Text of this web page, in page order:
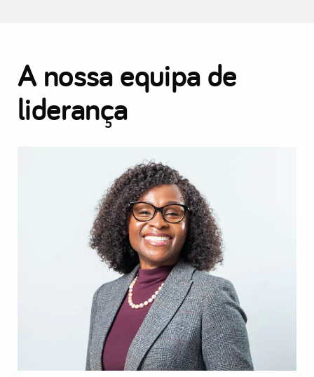
A nossa equipa de
liderança